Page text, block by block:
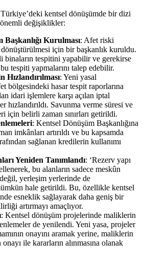
kentsel dönüşümde bir dizi
önemli değişiklikler:
Başkanlığı Kurulması: Afet riski
dönüştürülmesi için bir başkanlık kuruldu.
binaların tespitini yapabilir ve gerekirse
tespiti yapmalarını talep edebilir​.
Hızlandırılması: Yeni yasal
bölgesindeki hasar tespit raporlarına
idari işlemlere karşı açılan iptal
hızlandırıldı. Savunma verme süresi ve
için belirli zaman sınırları getirildi​​.
: Kentsel Dönüşüm Başkanlığına
imkânları artırıldı ve bu kapsamda
sağlanan kredilerin kullanımı
Yeniden Tanımlandı: ‘Rezerv yapı
bu alanların sadece meskûn
yerleşim yerlerinde de
hale getirildi. Bu, özellikle kentsel
esneklik sağlayarak daha geniş bir
artırmayı amaçlıyor​​.
: Kentsel dönüşüm projelerinde maliklerin
de yenilendi. Yeni yasa, projeler
onayını aramak yerine, maliklerin
ile kararların alınmasına olanak